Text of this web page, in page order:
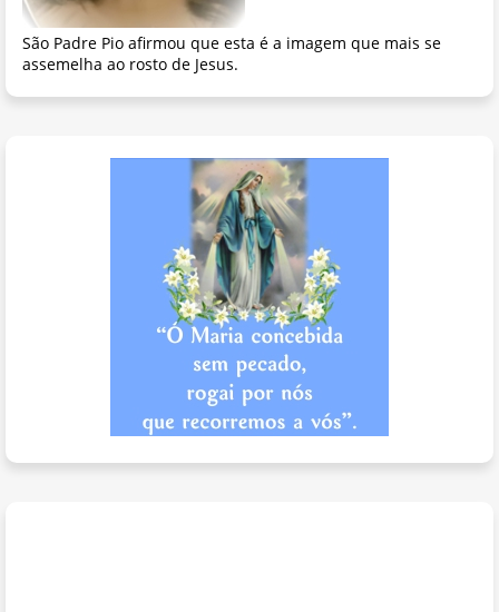
São Padre Pio afirmou que esta é a imagem que mais se
assemelha ao rosto de Jesus.